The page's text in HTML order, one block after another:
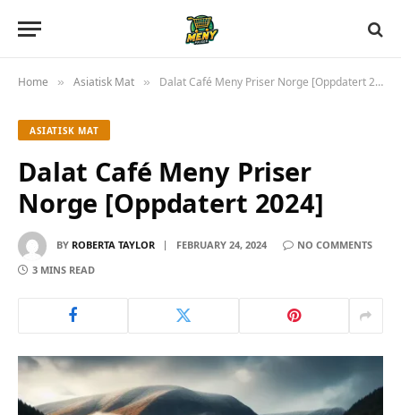
Home » Asiatisk Mat » Dalat Café Meny Priser Norge [Oppdatert 2024]
ASIATISK MAT
Dalat Café Meny Priser
Norge [Oppdatert 2024]
BY ROBERTA TAYLOR FEBRUARY 24, 2024
NO COMMENTS
3 MINS READ